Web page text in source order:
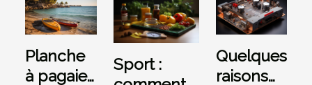
Planche
à pagaie
Sport :
Quelques
raisons